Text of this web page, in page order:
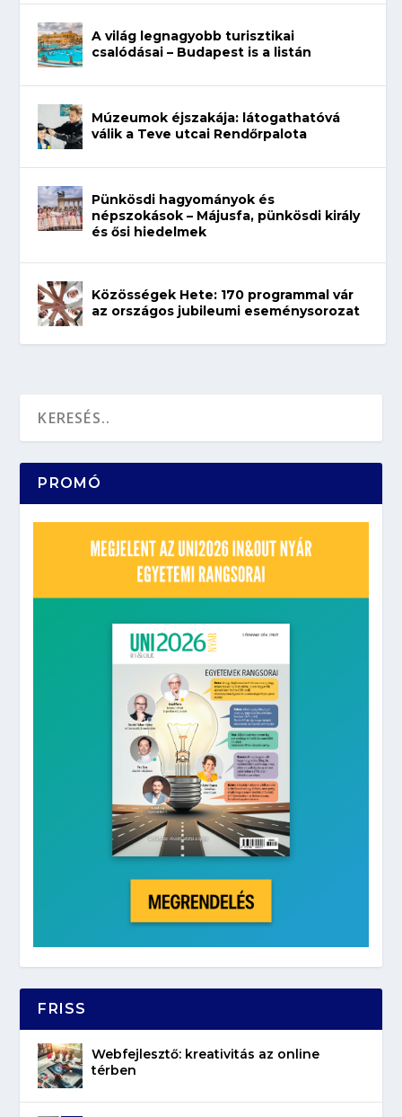
A világ legnagyobb turisztikai
csalódásai – Budapest is a listán
Múzeumok éjszakája: látogathatóvá
válik a Teve utcai Rendőrpalota
Pünkösdi hagyományok és
népszokások – Májusfa, pünkösdi király
és ősi hiedelmek
Közösségek Hete: 170 programmal vár
az országos jubileumi eseménysorozat
PROMÓ
FRISS
Webfejlesztő: kreativitás az online
térben